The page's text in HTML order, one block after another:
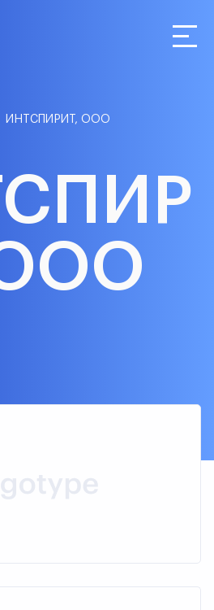
ИНТСПИРИТ, ООО